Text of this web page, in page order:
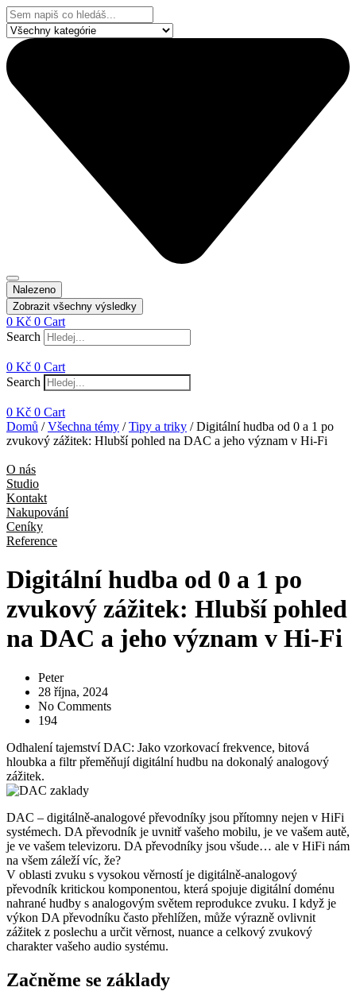
Přejít
k
obsahu
Search
...
Nalezeno
Zobrazit všechny výsledky
0 Kč 0 Cart
Search
0 Kč 0 Cart
Search
0 Kč 0 Cart
Domů /Všechna témy /Tipy a triky / Digitální hudba od 0 a 1 po
zvukový zážitek: Hlubší pohled na DAC a jeho význam v Hi-Fi
O nás
Studio
Kontakt
Nakupování
Ceníky
Reference
Digitální hudba od 0 a 1 po
zvukový zážitek: Hlubší pohled
na DAC a jeho význam v Hi-Fi
Peter
28 října, 2024
No Comments
194
Odhalení tajemství DAC: Jako vzorkovací frekvence, bitová
hloubka a filtr přeměňují digitální hudbu na dokonalý analogový
zážitek.
DAC – digitálně-analogové převodníky jsou přítomny nejen v HiFi
systémech. DA převodník je uvnitř vašeho mobilu, je ve vašem autě,
je ve vašem televizoru. DA převodníky jsou všude… ale v HiFi nám
na všem záleží víc, že?
V oblasti zvuku s vysokou věrností je digitálně-analogový
převodník kritickou komponentou, která spojuje digitální doménu
nahrané hudby s analogovým světem reprodukce zvuku. I když je
výkon DA převodníku často přehlížen, může výrazně ovlivnit
zážitek z poslechu a určit věrnost, nuance a celkový zvukový
charakter vašeho audio systému.
Začněme se základy